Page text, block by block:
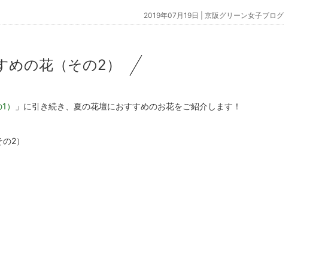
2019年07月19日 | 京阪グリーン女子ブログ
の花（その2）
） 」に引き続き、夏の花壇におすすめのお花をご紹介します！